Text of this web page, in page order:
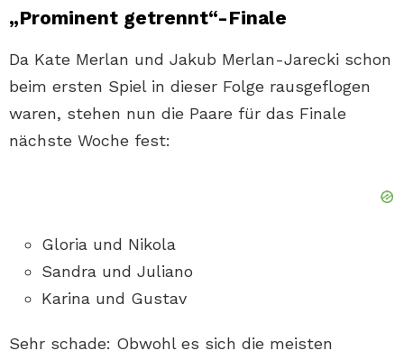
„Prominent getrennt“-Finale
Da Kate Merlan und Jakub Merlan-Jarecki schon
beim ersten Spiel in dieser Folge rausgeflogen
waren, stehen nun die Paare für das Finale
nächste Woche fest:
Gloria und Nikola
Sandra und Juliano
Karina und Gustav
Sehr schade: Obwohl es sich die meisten